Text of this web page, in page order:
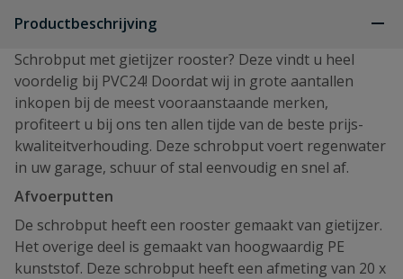
Productbeschrijving
Schrobput met gietijzer rooster? Deze vindt u heel
voordelig bij PVC24! Doordat wij in grote aantallen
inkopen bij de meest vooraanstaande merken,
profiteert u bij ons ten allen tijde van de beste prijs-
kwaliteitverhouding. Deze schrobput voert regenwater
in uw garage, schuur of stal eenvoudig en snel af.
Afvoerputten
De schrobput heeft een rooster gemaakt van gietijzer.
Het overige deel is gemaakt van hoogwaardig PE
kunststof. Deze schrobput heeft een afmeting van 20 x